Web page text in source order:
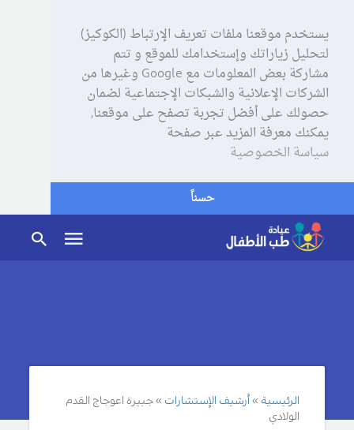
يستخدم موقعنا ملفات تعريف الإرتباط (الكوكيز)
لتحليل زياراتك وإستخدامك للموقع و تتم
مشاركة بعض المعلومات مع Google وغيرها من
الشركات الإعلانية والشبكات الإجتماعية لضمان
حصولك على أفضل تجربة تصفح على موقعنا,
يمكنك معرفة المزيد عبر صفحة
سياسة الخصوصية
حسناً
الرئيسية أرشيف الإستشارات
جبيرة اعوجاج القدم
الولادي